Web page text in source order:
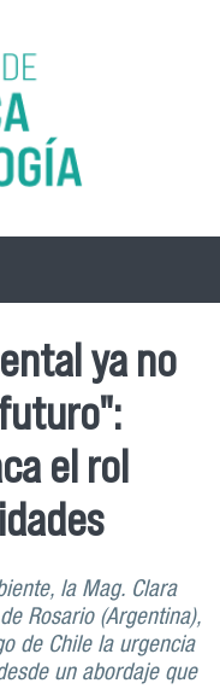
ya no
el rol
la Mag. Clara
Rosario (Argentina),
de Chile la urgencia
un abordaje que